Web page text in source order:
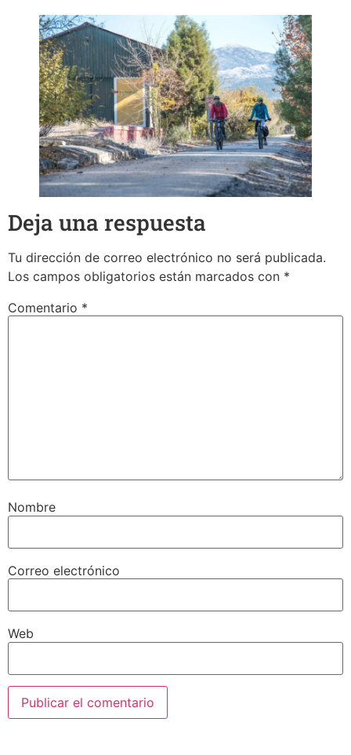
Deja una respuesta
Tu dirección de correo electrónico no será publicada.
Los campos obligatorios están marcados con *
Comentario *
Nombre
Correo electrónico
Web